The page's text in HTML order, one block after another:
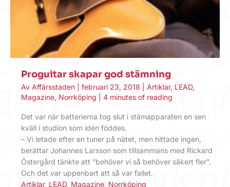
Proguitar skapar god stämning
Av Affärsstaden februari 23, 2018 Artiklar, LEAD,
Magazine, Norrköping 4 minutes of reading
Det var när batterierna tog slut i stämapparaten en sen
kväll i studion som idén föddes.
– Vi letade efter en tuner på nätet, men hittade ingen,
berättar Johannes Larsson som tillsammans med Rickard
Östergård tänkte att ”behöver vi så behöver säkert fler”.
Och det var uppenbart att så var fallet.
Artiklar, LEAD, Magazine Norrköping